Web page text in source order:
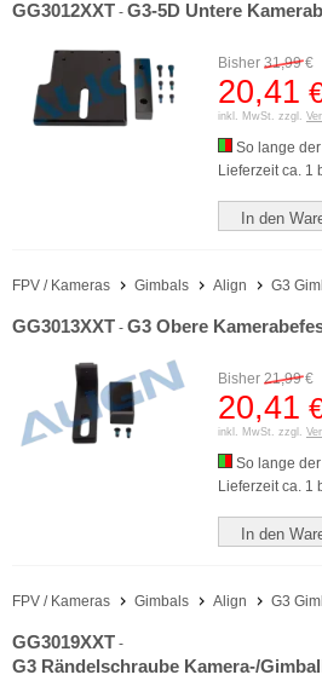
GG3012XXT - G3-5D Untere
Bisher 31,99€
20,41
inkl. MwSt. zzgl.
So lange
Lieferzeit ca. 1
In den
FPV / Kameras Gimbals Align G3
GG3013XXT - G3 Obere
Bisher 21,99€
20,41
inkl. MwSt. zzgl.
So lange
Lieferzeit ca. 1
In den
FPV / Kameras Gimbals Align G3
GG3019XXT -
G3 Rändelschraube Kamera-/